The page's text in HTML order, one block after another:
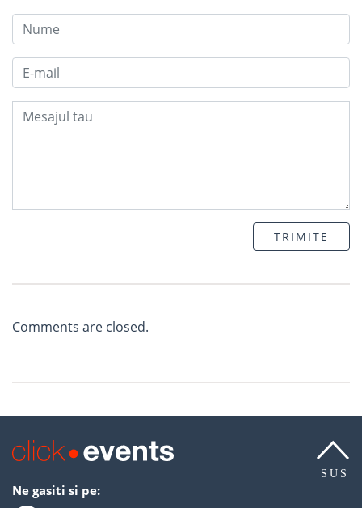
TRIMITE
Comments are closed.
SUS
Ne gasiti si pe: